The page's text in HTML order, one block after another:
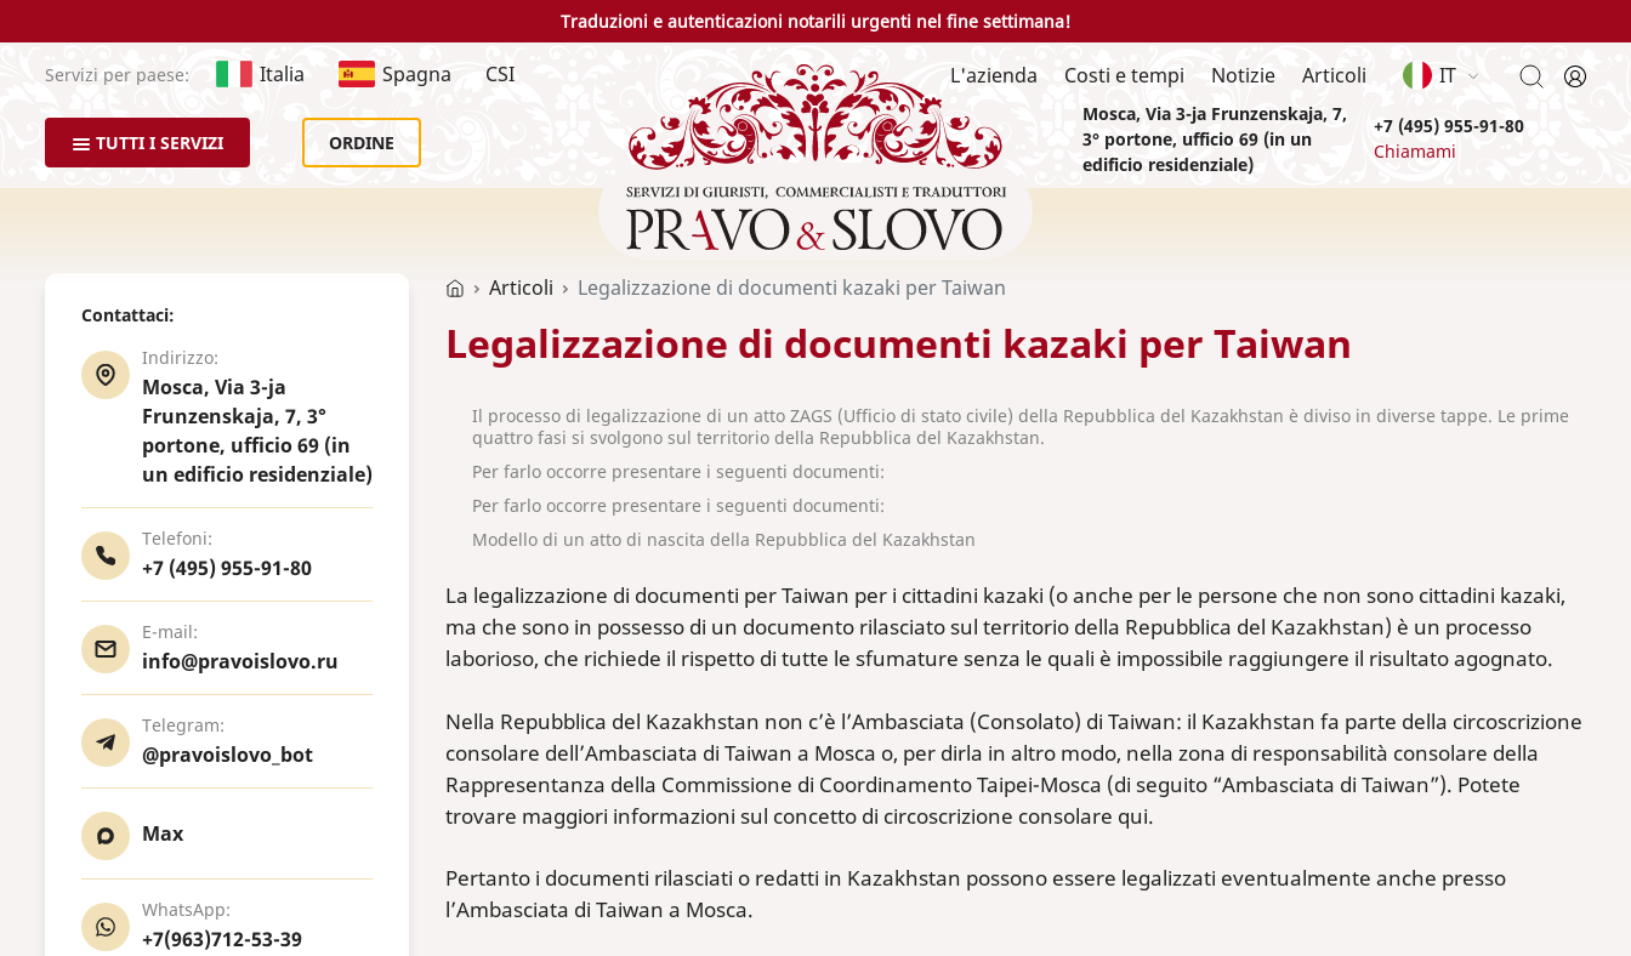
Traduzioni e autenticazioni notarili urgenti nel fine settimana!
Servizi per paese: Italia Spagna CSI
TUTTI I SERVIZI ORDINE
L'azienda Costi e tempi Notizie Articoli IT
Mosca, Via 3-ja Frunzenskaja, 7,
3° portone, ufficio 69 (in un
edificio residenziale)
+7 (495) 955-91-80
Chiamami
Contattaci:
Indirizzo:
Mosca, Via 3-ja
Frunzenskaja, 7, 3°
portone, ufficio 69 (in
un edificio residenziale)
Telefoni:
+7 (495) 955-91-80
E-mail:
info@pravoislovo.ru
Telegram:
@pravoislovo_bot
Max
WhatsApp:
+7(963)712-53-39
Articoli Legalizzazione di documenti kazaki per Taiwan
Legalizzazione di documenti kazaki per Taiwan
Il processo di legalizzazione di un atto ZAGS (Ufficio di stato civile) della Repubblica del Kazakhstan è diviso in diverse tappe. Le prime
quattro fasi si svolgono sul territorio della Repubblica del Kazakhstan.
Per farlo occorre presentare i seguenti documenti:
Per farlo occorre presentare i seguenti documenti:
Modello di un atto di nascita della Repubblica del Kazakhstan
La legalizzazione di documenti per Taiwan per i cittadini kazaki (o anche per le persone che non sono cittadini kazaki,
ma che sono in possesso di un documento rilasciato sul territorio della Repubblica del Kazakhstan) è un processo
laborioso, che richiede il rispetto di tutte le sfumature senza le quali è impossibile raggiungere il risultato agognato.
Nella Repubblica del Kazakhstan non c’è l’Ambasciata (Consolato) di Taiwan: il Kazakhstan fa parte della circoscrizione
consolare dell’Ambasciata di Taiwan a Mosca o, per dirla in altro modo, nella zona di responsabilità consolare della
Rappresentanza della Commissione di Coordinamento Taipei-Mosca (di seguito “Ambasciata di Taiwan”). Potete
trovare maggiori informazioni sul concetto di circoscrizione consolare qui.
Pertanto i documenti rilasciati o redatti in Kazakhstan possono essere legalizzati eventualmente anche presso
l’Ambasciata di Taiwan a Mosca.